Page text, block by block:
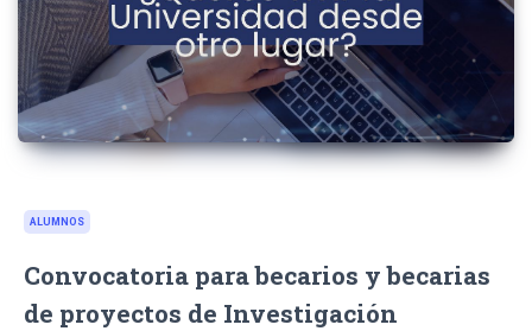
ALUMNOS
Convocatoria para becarios y becarias
de proyectos de Investigación